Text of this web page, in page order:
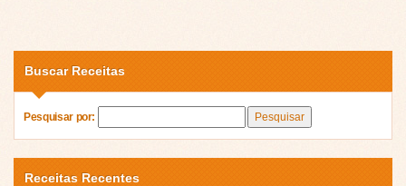
Buscar Receitas
Pesquisar por:
Receitas Recentes